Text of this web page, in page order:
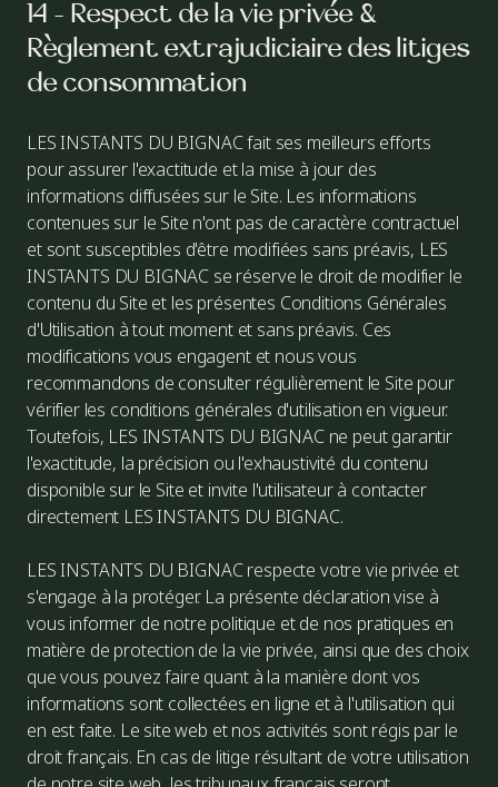
14 - Respect de la vie privée &
Règlement extrajudiciaire des litiges
de consommation
LES INSTANTS DU BIGNAC fait ses meilleurs efforts
pour assurer l'exactitude et la mise à jour des
informations diffusées sur le Site. Les informations
contenues sur le Site n'ont pas de caractère contractuel
et sont susceptibles d'être modifiées sans préavis, LES
INSTANTS DU BIGNAC se réserve le droit de modifier le
contenu du Site et les présentes Conditions Générales
d'Utilisation à tout moment et sans préavis. Ces
modifications vous engagent et nous vous
recommandons de consulter régulièrement le Site pour
vérifier les conditions générales d'utilisation en vigueur.
Toutefois, LES INSTANTS DU BIGNAC ne peut garantir
l'exactitude, la précision ou l'exhaustivité du contenu
disponible sur le Site et invite l'utilisateur à contacter
directement LES INSTANTS DU BIGNAC.
LES INSTANTS DU BIGNAC respecte votre vie privée et
s'engage à la protéger. La présente déclaration vise à
vous informer de notre politique et de nos pratiques en
matière de protection de la vie privée, ainsi que des choix
que vous pouvez faire quant à la manière dont vos
informations sont collectées en ligne et à l'utilisation qui
en est faite. Le site web et nos activités sont régis par le
droit français. En cas de litige résultant de votre utilisation